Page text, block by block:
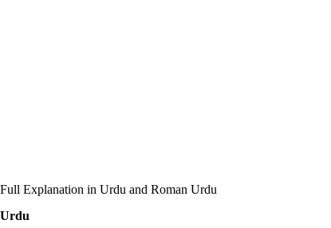
Full Explanation in Urdu and Roman Urdu
Urdu